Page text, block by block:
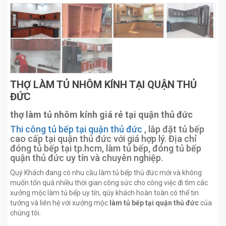
THỢ LÀM TỦ NHÔM KÍNH TẠI QUẬN THỦ
ĐỨC
thợ làm tủ nhôm kính giá rẻ tại quận thủ đức
Thi công tủ bếp tại quận thủ đức , lắp đặt tủ bếp
cao cấp tại quận thủ đức với giá hợp lý. Địa chỉ
đóng tủ bếp tại tp.hcm, làm tủ bếp, đóng tủ bếp
quận thủ đức uy tín và chuyên nghiệp.
Quý Khách đang có nhu cầu làm tủ bếp thủ đức mới và không
muốn tốn quá nhiều thời gian công sức cho công việc đi tìm các
xưởng mộc làm tủ bếp uy tín, qúy khách hoàn toàn có thể tin
tưởng và liên hệ với xưởng mộc làm tủ bếp tại quận thủ đứccủa
chúng tôi.